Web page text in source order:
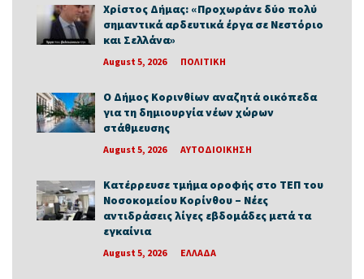
Χρίστος Δήμας: «Προχωράνε δύο πολύ
σημαντικά αρδευτικά έργα σε Νεστόριο
και Σελλάνα»
August 5, 2026 ΠΟΛΙΤΙΚΗ
Ο Δήμος Κορινθίων αναζητά οικόπεδα
για τη δημιουργία νέων χώρων
στάθμευσης
August 5, 2026 ΑΥΤΟΔΙΟΙΚΗΣΗ
Κατέρρευσε τμήμα οροφής στο ΤΕΠ του
Νοσοκομείου Κορίνθου – Νέες
αντιδράσεις λίγες εβδομάδες μετά τα
εγκαίνια
August 5, 2026 ΕΛΛΑΔΑ